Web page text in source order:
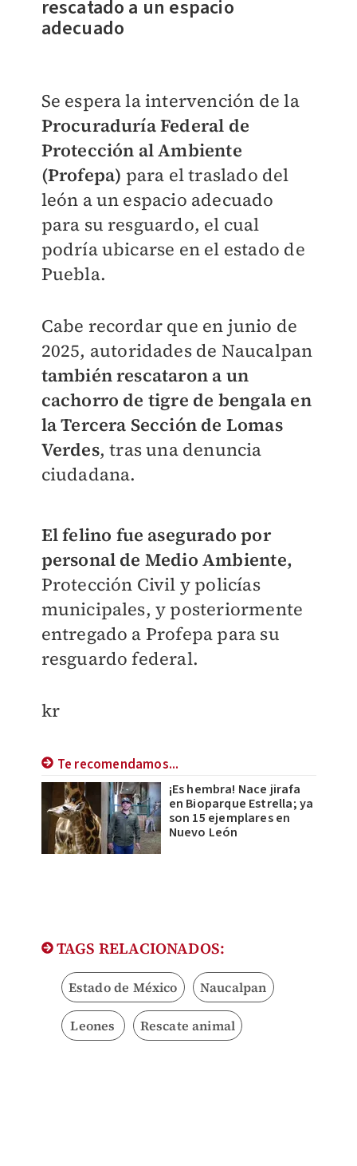
rescatado a un espacio
adecuado
Se espera la intervención de la
Procuraduría Federal de
Protección al Ambiente
(Profepa) para el traslado del
león a un espacio adecuado
para su resguardo, el cual
podría ubicarse en el estado de
Puebla.
Cabe recordar que en junio de
2025, autoridades de Naucalpan
también rescataron a un
cachorro de tigre de bengala en
la Tercera Sección de Lomas
Verdes, tras una denuncia
ciudadana.
El felino fue asegurado por
personal de Medio Ambiente,
Protección Civil y policías
municipales, y posteriormente
entregado a Profepa para su
resguardo federal.
kr
Te recomendamos...
¡Es hembra! Nace jirafa
en Bioparque Estrella; ya
son 15 ejemplares en
Nuevo León
TAGS RELACIONADOS:
Estado de México Naucalpan
Leones Rescate animal